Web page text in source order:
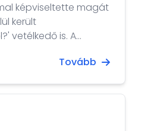
képviseltette magát
került
vetélkedő is. A
mint 1800 diákja vett
Tovább